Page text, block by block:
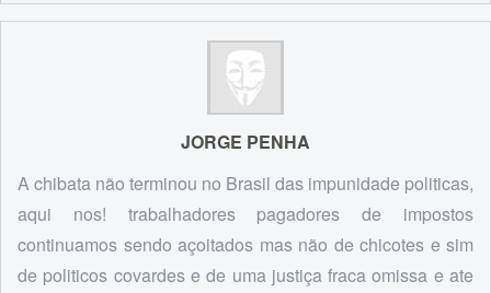
JORGE PENHA
A chibata não terminou no Brasil das impunidade politicas,
aqui nos! trabalhadores pagadores de impostos
continuamos sendo açoitados mas não de chicotes e sim
de politicos covardes e de uma justiça fraca omissa e ate